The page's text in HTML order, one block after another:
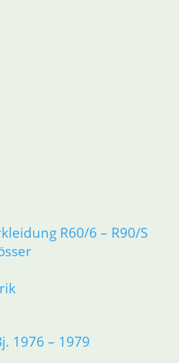
R60/6 – R90/S
1976 – 1979
3